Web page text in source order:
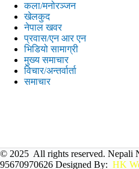
कला/मनोरञ्जन
खेलकुद
नेपाल खवर
प्रवास/एन आर एन
भिडियो सामाग्री
मुख्य समाचार
विचार/अन्तर्वार्ता
समाचार
© 2025 All rights reserved. Nepali
95670970626 Designed By: HK